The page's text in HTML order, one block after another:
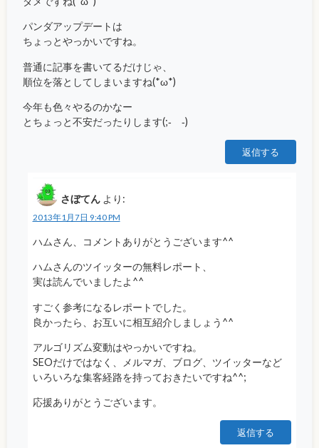
パンダアップデートは
ちょっとやっかいですね。
普通に記事を書いてるだけじゃ、
順位を落としてしまいますね(*ω*)
今年も色々やるのかなー
とちょっと不安だったりします(;‐ゝ‐)
返信する
さぼてん より:
2013年1月7日 9:40 PM
ハムさん、コメントありがとうございます^^
ハムさんのツイッターの無料レポート、
実は読んでいましたよ^^
すごく参考になるレポートでした。
良かったら、お互いに相互紹介しましょう^^
アルゴリズム変動はやっかいですね。
SEOだけではなく、メルマガ、ブログ、ツイッターなど
いろいろな集客経路を持っておきたいですね^^;
応援ありがとうございます。
返信する